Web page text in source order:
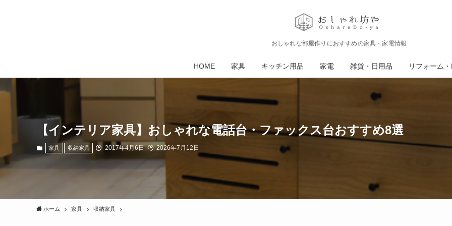
おしゃれな部屋作りにおすすめの家具・家電情報
HOME 家具 キッチン用品 家電 雑貨・日用品 リフォーム
【インテリア家具】おしゃれな電話台・ファックス台おすすめ8選
家具 収納家具 2017年4月6日 2026年7月12日
ホーム 家具 収納家具